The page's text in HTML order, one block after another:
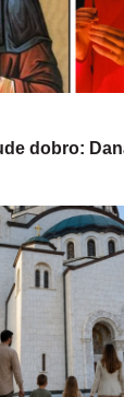
dobro: